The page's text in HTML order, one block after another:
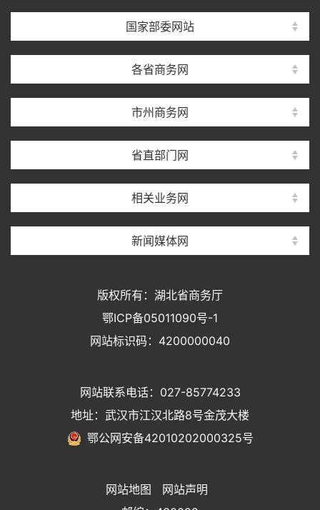
国家部委网站
各省商务网
市州商务网
省直部门网
相关业务网
新闻媒体网
版权所有：湖北省商务厅
鄂ICP备05011090号-1
网站标识码：4200000040
网站联系电话：027-85774233
地址：武汉市江汉北路8号金茂大楼
鄂公网安备42010202000325号
网站地图
网站声明